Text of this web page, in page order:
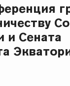
и Сената